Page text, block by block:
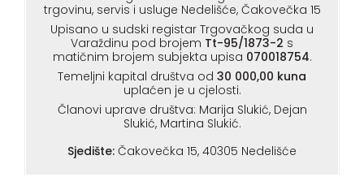
trgovinu, servis i usluge Nedelišće, Čakovečka 15
Upisano u sudski registar Trgovačkog suda u
Varaždinu pod brojem Tt-95/1873-2 s
matičnim brojem subjekta upisa 070018754.
Temeljni kapital društva od 30 000,00 kuna
uplaćen je u cjelosti.
Članovi uprave društva: Marija Slukić, Dejan
Slukić, Martina Slukić.
Sjedište: Čakovečka 15, 40305 Nedelišće